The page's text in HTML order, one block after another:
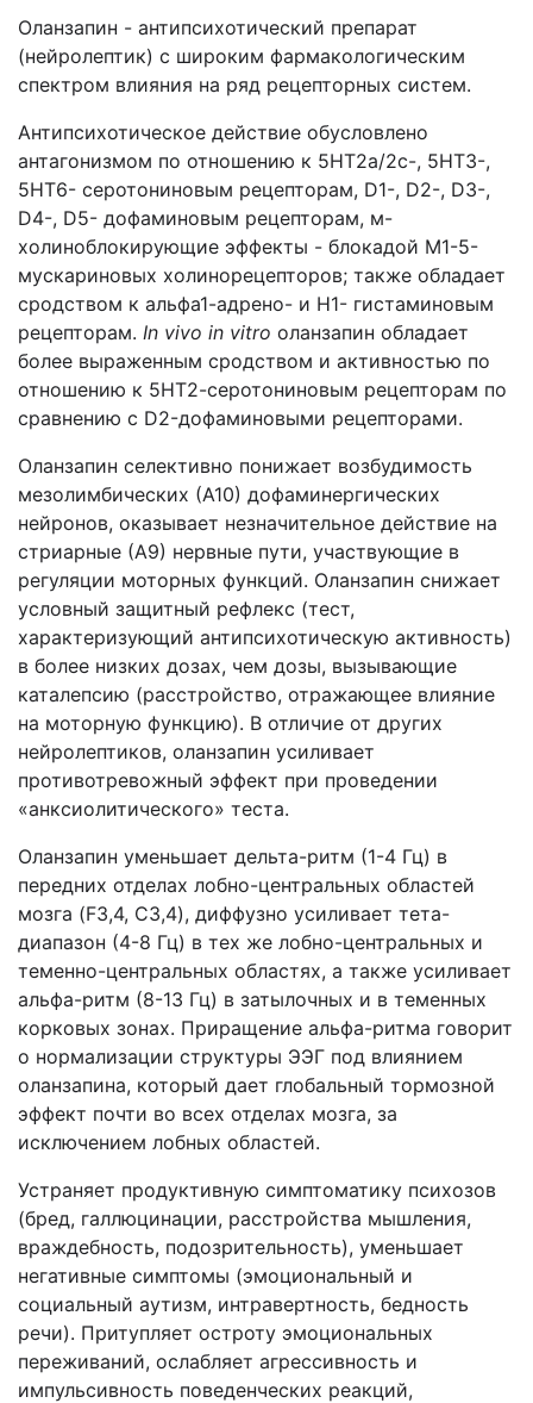
Оланзапин - антипсихотический препарат
(нейролептик) с широким фармакологическим
спектром влияния на ряд рецепторных систем.
Антипсихотическое действие обусловлено
антагонизмом по отношению к 5НТ2а/2с-, 5НТ3-,
5НТ6- серотониновым рецепторам, D1-, D2-, D3-,
D4-, D5- дофаминовым рецепторам, м-
холиноблокирующие эффекты - блокадой M1-5-
мускариновых холинорецепторов; также обладает
сродством к альфа1-адрено- и H1- гистаминовым
рецепторам. In vivo in vitro оланзапин обладает
более выраженным сродством и активностью по
отношению к 5НТ2-серотониновым рецепторам по
сравнению с D2-дофаминовыми рецепторами.
Оланзапин селективно понижает возбудимость
мезолимбических (А10) дофаминергических
нейронов, оказывает незначительное действие на
стриарные (А9) нервные пути, участвующие в
регуляции моторных функций. Оланзапин снижает
условный защитный рефлекс (тест,
характеризующий антипсихотическую активность)
в более низких дозах, чем дозы, вызывающие
каталепсию (расстройство, отражающее влияние
на моторную функцию). В отличие от других
нейролептиков, оланзапин усиливает
противотревожный эффект при проведении
«анксиолитического» теста.
Оланзапин уменьшает дельта-ритм (1-4 Гц) в
передних отделах лобно-центральных областей
мозга (F3,4, C3,4), диффузно усиливает тета-
диапазон (4-8 Гц) в тех же лобно-центральных и
теменно-центральных областях, а также усиливает
альфа-ритм (8-13 Гц) в затылочных и в теменных
корковых зонах. Приращение альфа-ритма говорит
о нормализации структуры ЭЭГ под влиянием
оланзапина, который дает глобальный тормозной
эффект почти во всех отделах мозга, за
исключением лобных областей.
Устраняет продуктивную симптоматику психозов
(бред, галлюцинации, расстройства мышления,
враждебность, подозрительность), уменьшает
негативные симптомы (эмоциональный и
социальный аутизм, интравертность, бедность
речи). Притупляет остроту эмоциональных
переживаний, ослабляет агрессивность и
импульсивность поведенческих реакций,